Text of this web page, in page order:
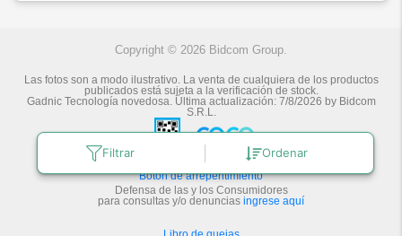
Filtrar Ordenar
Copyright © 2026 Bidcom Group.
Las fotos son a modo ilustrativo. La venta de cualquiera de los productos
publicados está sujeta a la verificación de stock.
Gadnic Tecnología novedosa. Última actualización: 7/8/2026 by Bidcom
S.R.L.
Botón de arrepentimiento
Defensa de las y los Consumidores
para consultas y/o denuncias ingrese aquí